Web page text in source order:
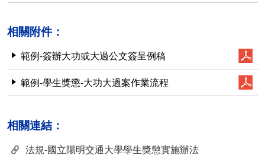
相關附件：
範例-簽辦大功或大過公文簽呈例稿
範例-學生獎懲-大功大過案作業流程
相關連結：
法規-國立陽明交通大學學生獎懲實施辦法